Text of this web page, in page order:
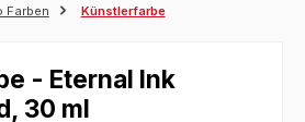
Farben Künstlerfarbe
- Eternal Ink
30 ml